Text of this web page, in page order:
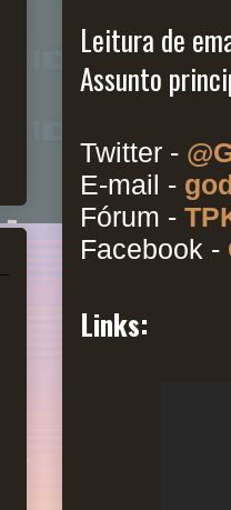
Leitura de
Assunto
Twitter -
E-mail -
Fórum -
Facebook -
Links: